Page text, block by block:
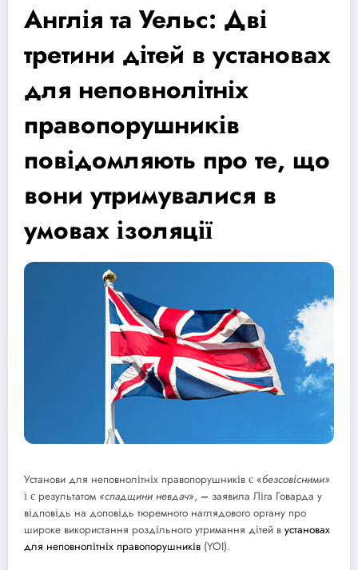
Англія та Уельс: Дві
третини дітей в установах
для неповнолітніх
правопорушників
повідомляють про те, що
вони утримувалися в
умовах ізоляції
Установи для неповнолітніх правопорушників є «безсовісними»
і є результатом «спадщини невдач», – заявила Ліга Говарда у
відповідь на доповідь тюремного наглядового органу про
широке використання роздільного утримання дітей в установах
для неповнолітніх правопорушників (YOI).